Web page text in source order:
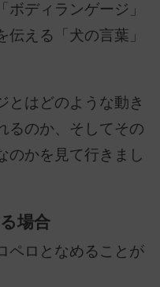
ディランゲージ」
える「犬の言葉」
とはどのような動き
るのか、そしてその
のかを見て行きまし
場合
ペロとなめることが